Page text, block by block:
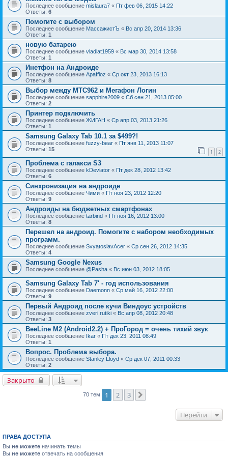
Последнее сообщение mislaura7 « Пт фев 06, 2015 14:22
Ответы: 6
Помогите с выбором
Последнее сообщение МассажистЪ « Вс апр 20, 2014 13:36
Ответы: 1
новую батарею
Последнее сообщение vladlat1959 « Вс мар 30, 2014 13:58
Ответы: 1
Инетфон на Андроиде
Последнее сообщение Apaffioz « Ср окт 23, 2013 16:13
Ответы: 8
Выбор между МТС962 и Мегафон Логин
Последнее сообщение sapphire2009 « Сб сен 21, 2013 05:00
Ответы: 2
Принтер подключить
Последнее сообщение ЖИГАН « Ср апр 03, 2013 21:26
Ответы: 1
Samsung Galaxy Tab 10.1 за $499?!
Последнее сообщение fuzzy-bear « Пт янв 11, 2013 11:07
Ответы: 15 1 2
Проблема с галакси S3
Последнее сообщение kDeviator « Пт дек 28, 2012 13:42
Ответы: 6
Синхронизация на андроиде
Последнее сообщение Чими « Пт ноя 23, 2012 12:20
Ответы: 9
Андроиды на бюджетных смартфонах
Последнее сообщение tarbind « Пт ноя 16, 2012 13:00
Ответы: 8
Перешел на андроид. Помогите с набором необходимых
программ.
Последнее сообщение SvyatoslavAcer « Ср сен 26, 2012 14:35
Ответы: 4
Samsung Google Nexus
Последнее сообщение @Pasha « Вс июн 03, 2012 18:05
Samsung Galaxy Tab 7' - год использования
Последнее сообщение Daemonn « Ср май 16, 2012 22:00
Ответы: 9
Первый Андроид после кучи Виндоус устройств
Последнее сообщение zveri.rutiki « Вс апр 08, 2012 20:48
Ответы: 3
BeeLine M2 (Android2.2) + ПроГород = очень тихий звук
Последнее сообщение Ikar « Пт дек 23, 2011 08:49
Ответы: 1
Вопрос. Проблема выбора.
Последнее сообщение Stanley Lloyd « Ср дек 07, 2011 00:33
Ответы: 2
Закрыто
70 тем 1 2 3
Перейти
ПРАВА ДОСТУПА
Вы не можете начинать темы
Вы не можете отвечать на сообщения